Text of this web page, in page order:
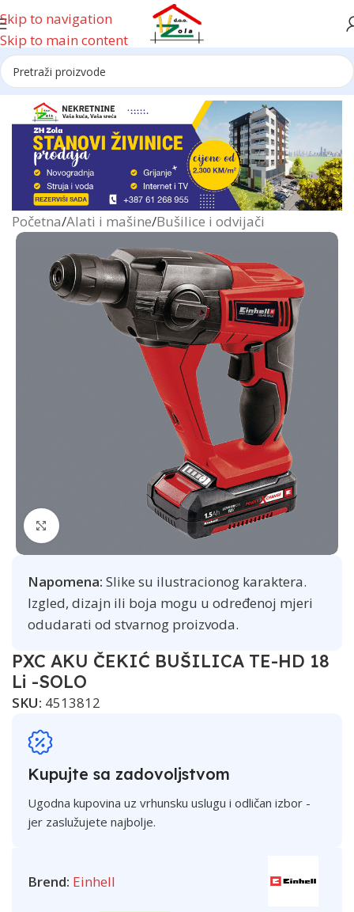
Skip to navigation
Skip to main content
Reklama
Početna/Alati i mašine/Bušilice i odvijači
Click to enlarge
Napomena: Slike su ilustracionog karaktera.
Izgled, dizajn ili boja mogu u određenoj mjeri
odudarati od stvarnog proizvoda.
PXC AKU ČEKIĆ BUŠILICA TE-HD 18
Li -SOLO
SKU: 4513812
Kupujte sa zadovoljstvom
Ugodna kupovina uz vrhunsku uslugu i odličan izbor -
jer zaslužujete najbolje.
Brend: Einhell